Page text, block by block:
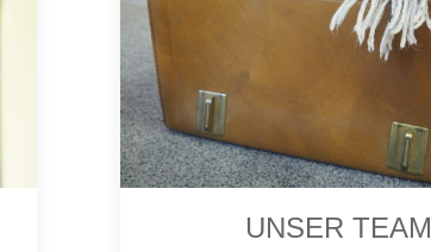
UNSER TEAM